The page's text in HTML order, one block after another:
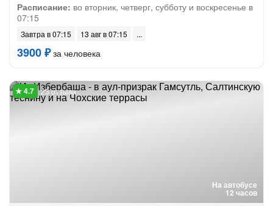
Расписание: во вторник, четверг, субботу и воскресенье в
07:15
Завтра в 07:15 13 авг в 07:15
3900 ₽за человека
На автобусе
12 часов
23 отзыва